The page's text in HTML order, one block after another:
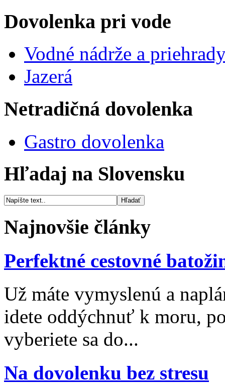
Dovolenka pri vode
Vodné nádrže a
Jazerá
Netradičná dovolenka
Gastro dovolenka
Hľadaj na Slovensku
Najnovšie články
Perfektné cestovné
Už máte vymyslenú a
idete oddýchnuť k moru,
vyberiete sa do...
Na dovolenku bez stresu